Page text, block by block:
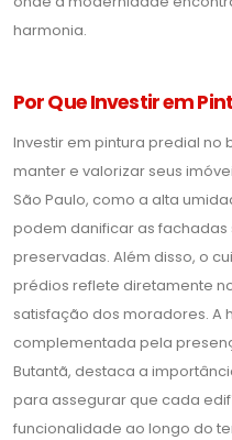
harmonia.
Por Que Investir em
Investir em pintura predial no
manter e valorizar seus
São Paulo, como a alta
podem danificar as
preservadas. Além disso, o
prédios reflete diretamente
satisfação dos moradores. A
complementada pela
Butantã, destaca a
para assegurar que cada
funcionalidade ao longo do